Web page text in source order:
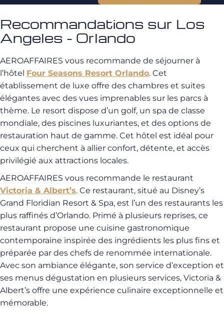
Recommandations sur Los
Angeles - Orlando
AEROAFFAIRES vous recommande de séjourner à
l’hôtel Four Seasons Resort Orlando. Cet
établissement de luxe offre des chambres et suites
élégantes avec des vues imprenables sur les parcs à
thème. Le resort dispose d’un golf, un spa de classe
mondiale, des piscines luxuriantes, et des options de
restauration haut de gamme. Cet hôtel est idéal pour
ceux qui cherchent à allier confort, détente, et accès
privilégié aux attractions locales.
AEROAFFAIRES vous recommande le restaurant
Victoria & Albert’s. Ce restaurant, situé au Disney’s
Grand Floridian Resort & Spa, est l’un des restaurants les
plus raffinés d’Orlando. Primé à plusieurs reprises, ce
restaurant propose une cuisine gastronomique
contemporaine inspirée des ingrédients les plus fins et
préparée par des chefs de renommée internationale.
Avec son ambiance élégante, son service d’exception et
ses menus dégustation en plusieurs services, Victoria &
Albert’s offre une expérience culinaire exceptionnelle et
mémorable.